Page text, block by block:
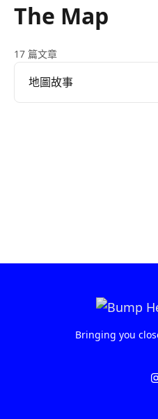
The Map
17 篇文章
地圖故事
Bringing you